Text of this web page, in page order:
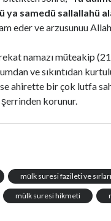
samedü sallallahü
eder ve arzusunuu
namazı müteakip
ve sıkıntıdan
ahirette bir çok lutfa
şerrinden korunur.
mülk suresi fazileti ve sırları
mülk suresi hikmeti